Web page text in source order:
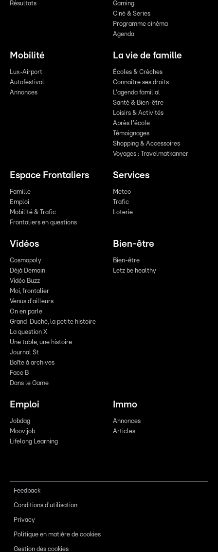
Résultats
Gaming
Ciné & Series
Programme cinéma
Agenda
Mobilité
Lux-Airport
Autofestival
Annonces
La vie de famille
Écoles & Crèches
Connaître ses droits
L'agenda familial
Santé & Bien-être
Loisirs & Activités
Après l'école
Témoignages
Shopping & Accessoires
Voyages : Travelmatkanner
Espace Frontaliers
Famille
Emploi
Mobilité & Trafic
Frontaliers en questions
Services
Meteo
Trafic
Loterie
Vidéos
Cosmopoly
Déjà Demain
Vidéo Buzz
Moi, frontalier
Venus d'ailleurs
On en parle
Grand-Duché, la petite histoire
La question X
Une table, une histoire
Journal St
Boîte à archives
Face B
Dans le Game
Bien-être
Bien-être
Letz be healthy
Emploi
Jobdag
Moovijob
Lifelong Learning
Immo
Annonces
Articles
Feedback
Conditions d'utilisation
Privacy
Politique en matière de cookies
Gestion des cookies